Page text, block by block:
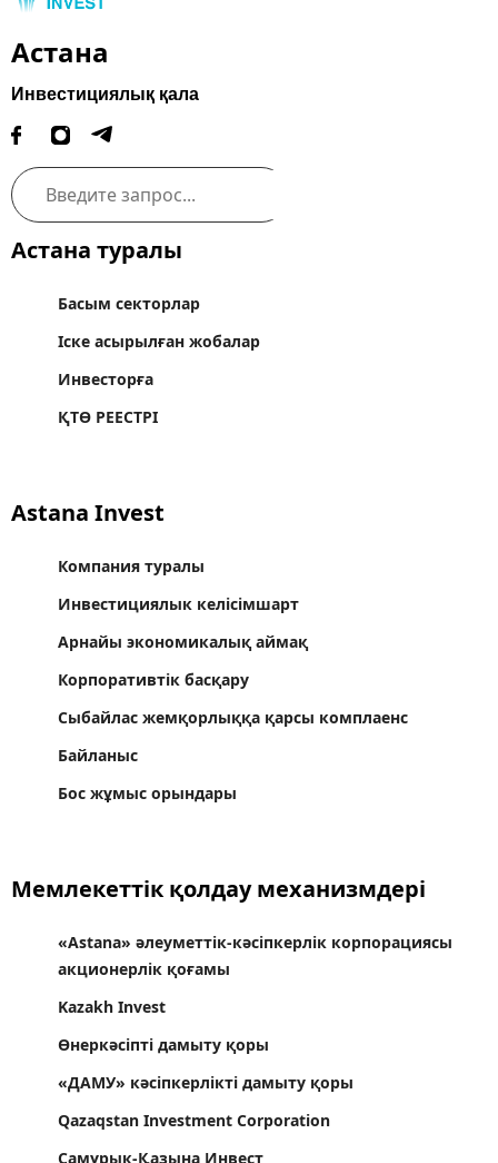
Астана
Инвестициялық қала
Астана туралы
Басым секторлар
Іске асырылған жобалар
Инвесторға
ҚТӨ РЕЕСТРІ
Astana Invest
Компания туралы
Инвестициялык келісімшарт
Арнайы экономикалық аймақ
Корпоративтік басқару
Сыбайлас жемқорлыққа қарсы комплаенс
Байланыс
Бос жұмыс орындары
Мемлекеттік қолдау механизмдері
«Astana» әлеуметтік-кәсіпкерлік корпорациясы
акционерлік қоғамы
Kazakh Invest
Өнеркәсіпті дамыту қоры
«ДАМУ» кәсіпкерлікті дамыту қоры
Qazaqstan Investment Corporation
Самұрык-Қазына Инвест